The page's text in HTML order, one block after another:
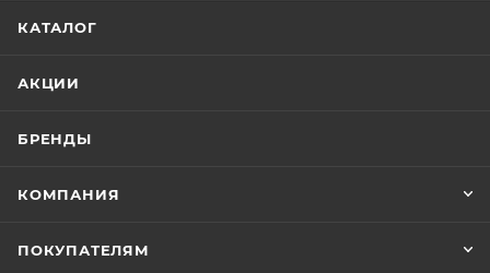
КАТАЛОГ
АКЦИИ
БРЕНДЫ
КОМПАНИЯ
ПОКУПАТЕЛЯМ